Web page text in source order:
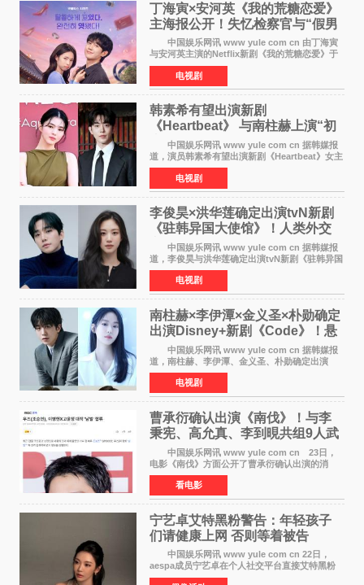
丁海寅×安河英《我的荒糖恋爱》
主海报公开！失忆检察官与“假男
友”同居罗曼史来
中国娱乐网讯 www yule com cn 由丁海寅
与安河英主演的Netflix新剧《我的荒糖恋爱》于
近日公开主海报，正式进入开播倒计时。 海
报中，两人并肩站在充满怀旧气息的九津麦芽村
街道上，丁
电视剧
韩素希有望出演新剧
《Heartbeat》 与南柱赫上演“初
恋归来”奇幻罗曼史
中国娱乐网讯 www yule com cn 据韩媒报
道，演员韩素希有望出演新剧《Heartbeat》女主
角，与南柱赫合作，引发高度关注。 韩素希
在剧中饰演能够看到过去的女人洪莎朗一角，因
初恋的意外
电视剧
李俊昊×洪华莲确定出演tvN新剧
《驻韩异国大使馆》！人类外交
官与“龙”大使的奇幻
中国娱乐网讯 www yule com cn 据韩媒报
道，李俊昊与洪华莲确定出演tvN新剧《驻韩异国
大使馆》，分别担任男女主角，引发期待。
该剧讲述了一位因管理驻韩异国大使馆（负责管
理居住在大韩
电视剧
南柱赫×李伊潭×金义圣×朴勋确定
出演Disney+新剧《Code》！悬
疑犯罪惊悚明年上线
中国娱乐网讯 www yule com cn 据韩媒报
道，南柱赫、李伊潭、金义圣、朴勋确定出演
Disney+新剧《Code》，该剧预计将于明年播
出，引发高度关注。 本剧改编自同名人气台
剧，讲述了一位往来
电视剧
曹承衍确认出演《南伐》！与李
秉宪、高允真、李到晛共组9人武
士团
中国娱乐网讯 www yule com cn 23日，
电影《南伐》方面公开了曹承衍确认出演的消
息。通过歌手活动展现出独特色彩的曹承衍将在
片中饰演拥有出色弓箭技术的弓箭手，他将在这
一历史动作大片中展
看电影
宁艺卓艾特黑粉警告：年轻孩子
们​请健康上网 否则等着被告
中国娱乐网讯 www yule com cn 22日，
aespa成员宁艺卓在个人社交平台直接艾特黑粉
账号，正面喊话回应长期以来的恶意攻击，引发